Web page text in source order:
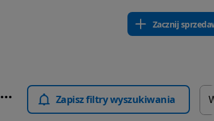
Zacznij
Seat Toledo - Samochody Osobowe Zapisz filtry wyszukiwania